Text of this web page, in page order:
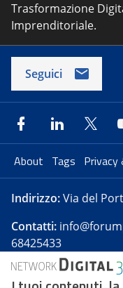
Trasformazione
Imprenditoriale.
Seguici
About Tags Privacy
Indirizzo:Via del
Contatti:
68425433
Forumpa.itè una